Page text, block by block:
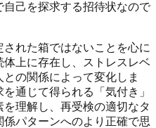
己を探求する招待状なので
れた箱ではないことを心に
上に存在し、ストレスレベ
の関係によって変化しま
通じて得られる「気付き」
理解し、再受検の適切なタ
パターンへのより正確で思